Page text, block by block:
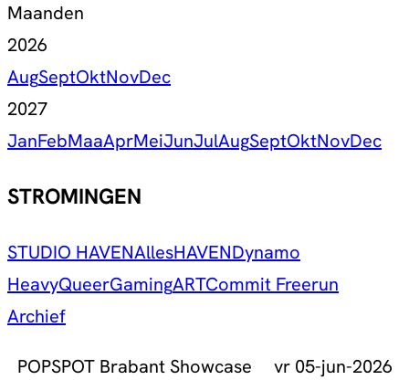
Maanden
2026
AugSeptOktNovDec
2027
JanFebMaaAprMeiJunJulAugSeptOktNovDec
STROMINGEN
STUDIO HAVENAllesHAVENDynamo
HeavyQueerGamingARTCommit Freerun
Archief
POPSPOT Brabant Showcase vr 05-jun-2026